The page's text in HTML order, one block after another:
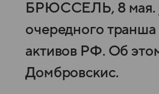
БРЮССЕЛЬ, 8 мая. /
очередного
активов РФ. Об
Домбровскис.